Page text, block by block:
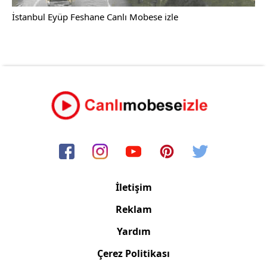
İstanbul Eyüp Feshane Canlı Mobese izle
İletişim
Reklam
Yardım
Çerez Politikası